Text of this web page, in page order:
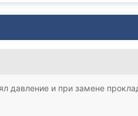
давление и при замене